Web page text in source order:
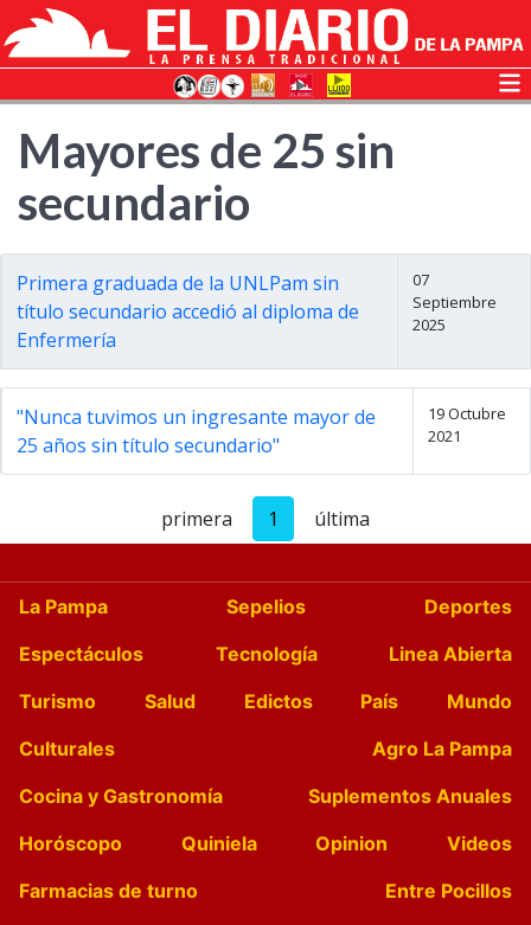
Mayores de 25 sin
secundario
Primera graduada de la UNLPam sin
título secundario accedió al diploma de
Enfermería
07
Septiembre
2025
"Nunca tuvimos un ingresante mayor de
25 años sin título secundario"
19 Octubre
2021
primera 1 última
La Pampa Sepelios
Deportes
Espectáculos
Tecnología
Linea Abierta
Turismo
Salud Edictos País
Mundo
Culturales
Agro La Pampa
Cocina y Gastronomía
Suplementos Anuales
Horóscopo
Quiniela Opinion
Videos
Farmacias de turno
Entre Pocillos